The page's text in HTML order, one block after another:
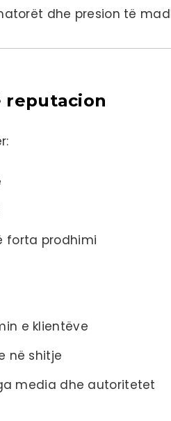
dhe presion të
reputacion
forta prodhimi
e klientëve
në shitje
media dhe autoritetet